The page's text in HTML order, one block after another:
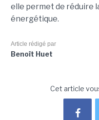
elle permet de réduire
énergétique.
Article rédigé par
Benoît Huet
Cet article